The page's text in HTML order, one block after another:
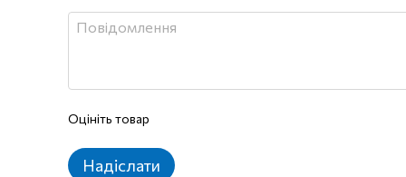
Оцініть товар
Надіслати